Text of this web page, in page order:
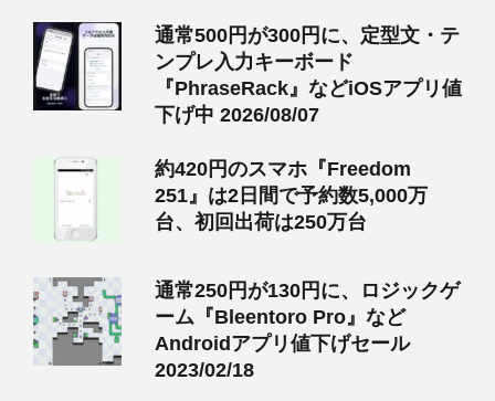
通常500円が300円に、定型文・テ
ンプレ入力キーボード
『PhraseRack』などiOSアプリ値
下げ中 2026/08/07
約420円のスマホ『Freedom
251』は2日間で予約数5,000万
台、初回出荷は250万台
通常250円が130円に、ロジックゲ
ーム『Bleentoro Pro』など
Androidアプリ値下げセール
2023/02/18